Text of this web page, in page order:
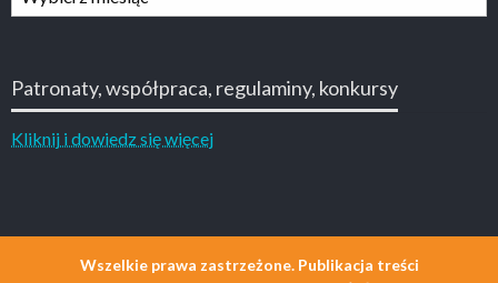
Patronaty, współpraca, regulaminy, konkursy
Kliknij i dowiedz się więcej
Wszelkie prawa zastrzeżone. Publikacja treści